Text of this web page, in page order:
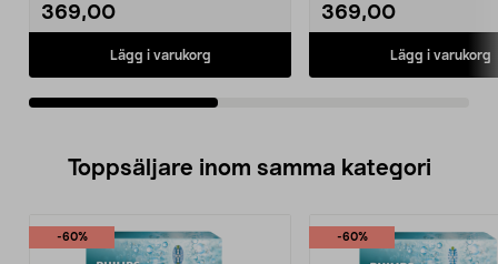
369,00
Lägg i varukorg
369,00
Lägg i varukorg
Toppsäljare inom samma kategori
-60% -60%